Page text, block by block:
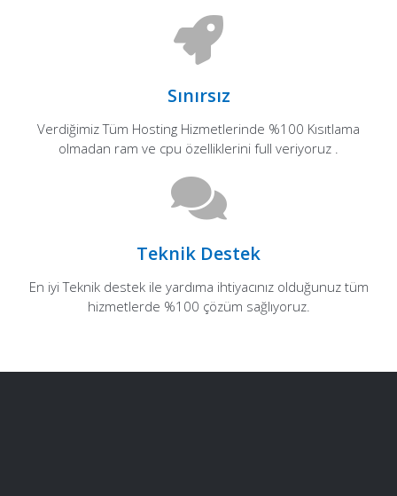
Sınırsız
Verdiğimiz Tüm Hosting Hizmetlerinde %100 Kısıtlama
olmadan ram ve cpu özelliklerini full veriyoruz .
Teknik Destek
En iyi Teknik destek ile yardıma ihtiyacınız olduğunuz tüm
hizmetlerde %100 çözüm sağlıyoruz.